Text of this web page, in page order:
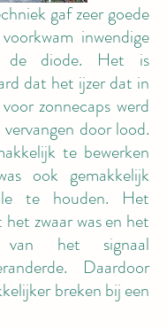
gaf zeer goede
inwendige
de diode. Het is
dat het ijzer dat in
zonnecaps werd
door lood.
te bewerken
ook gemakkelijk
te houden. Het
het zwaar was en het
van het signaal
Daardoor
breken bij een